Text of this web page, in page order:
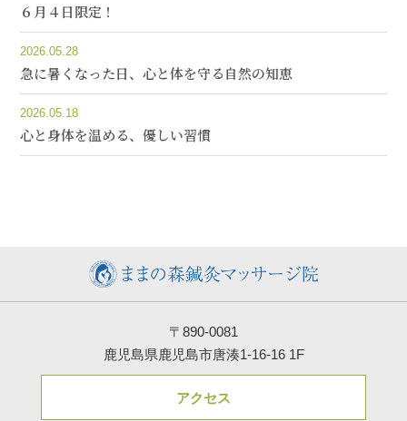
６月４日限定！
2026.05.28
急に暑くなった日、心と体を守る自然の知恵
2026.05.18
心と身体を温める、優しい習慣
〒890-0081
鹿児島県鹿児島市唐湊1-16-16 1F
アクセス